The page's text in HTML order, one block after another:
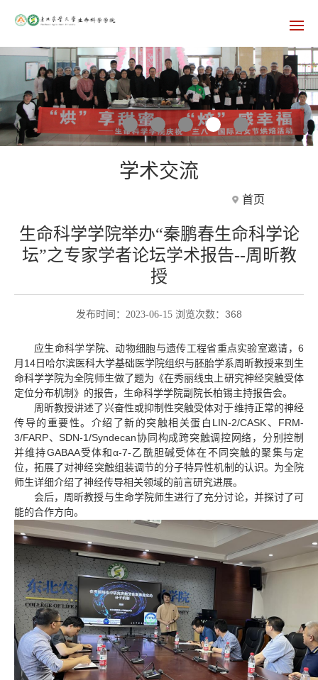
学术交流
首页
生命科学学院举办“秦鹏春生命科学论
坛”之专家学者论坛学术报告--周昕教
授
发布时间：2023-06-15 浏览次数： 368
应生命科学学院、动物细胞与遗传工程省重点实验室邀请，6
月14日哈尔滨医科大学基础医学院组织与胚胎学系周昕教授来到生
命科学学院为全院师生做了题为《在秀丽线虫上研究神经突触受体
定位分布机制》的报告，生命科学学院副院长柏锡主持报告会。
周昕教授讲述了兴奋性或抑制性突触受体对于维持正常的神经
传导的重要性。介绍了新的突触相关蛋白LIN-2/CASK、FRM-
3/FARP、SDN-1/Syndecan协同构成跨突触调控网络，分别控制
并维持GABAA受体和α-7-乙酰胆碱受体在不同突触的聚集与定
位，拓展了对神经突触组装调节的分子特异性机制的认识。为全院
师生详细介绍了神经传导相关领域的前言研究进展。
会后，周昕教授与生命学院师生进行了充分讨论，并探讨了可
能的合作方向。